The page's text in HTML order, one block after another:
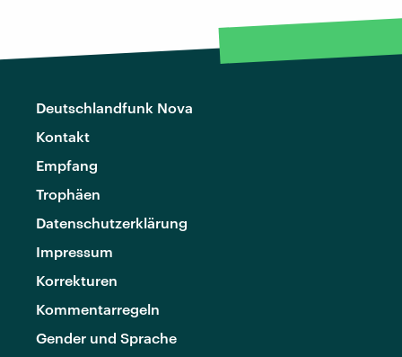
Deutschlandfunk Nova
Kontakt
Empfang
Trophäen
Datenschutzerklärung
Impressum
Korrekturen
Kommentarregeln
Gender und Sprache